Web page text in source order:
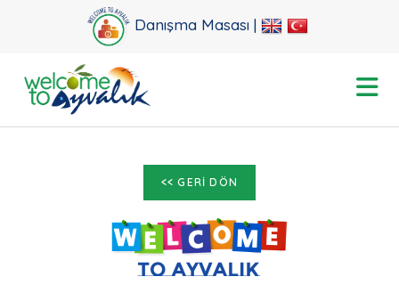
Danışma Masası |